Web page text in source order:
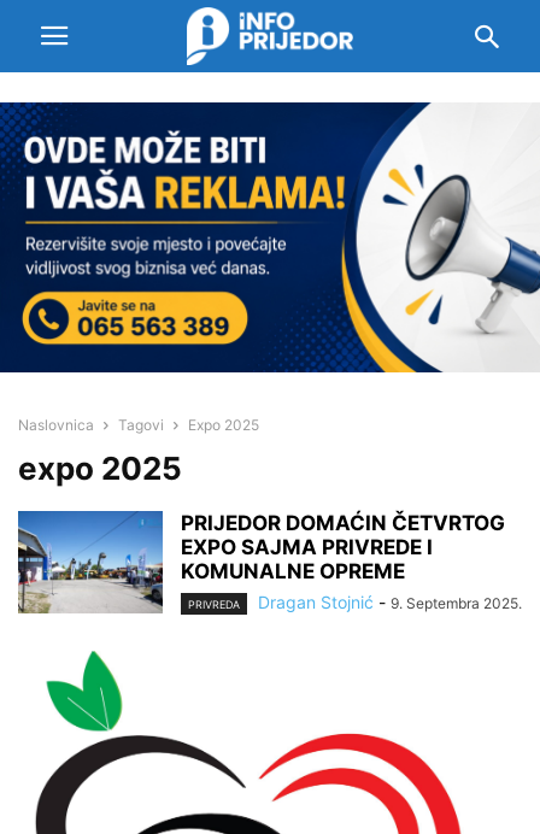
Naslovnica Tagovi Expo 2025
expo 2025
PRIJEDOR DOMAĆIN ČETVRTOG
EXPO SAJMA PRIVREDE I
KOMUNALNE OPREME
PRIVREDA Dragan Stojnić - 9. Septembra 2025.